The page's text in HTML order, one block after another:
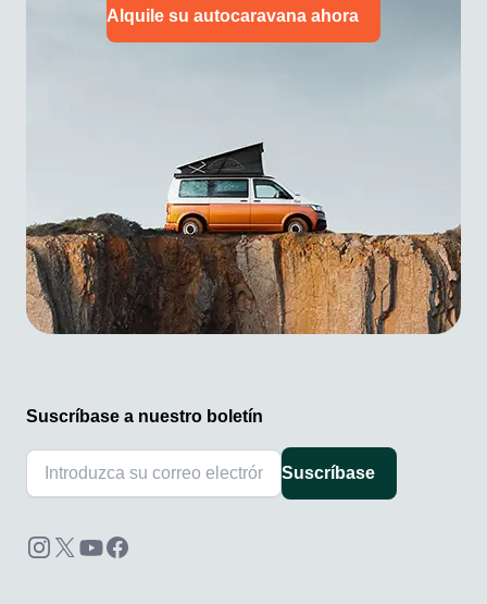
Alquile su autocaravana ahora
Suscríbase a nuestro boletín
Suscríbase